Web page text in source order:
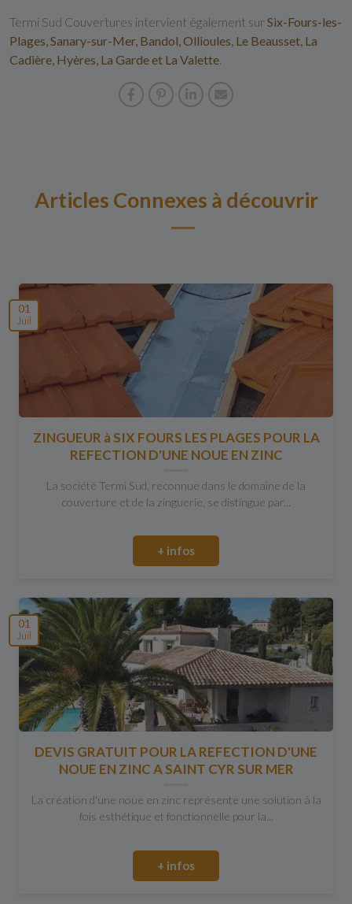
Termi Sud Couvertures intervient également surSix-Fours-les-
Plages, Sanary-sur-Mer, Bandol, Ollioules, Le Beausset, La
Cadière, Hyères, La Garde et La Valette
Articles Connexes à découvrir
01
Juil
ZINGUEUR à SIX FOURS LES PLAGES POUR LA
REFECTION D'UNE NOUE EN ZINC
La société Termi Sud, reconnue dans le domaine de la
couverture et de la zinguerie, se distingue par...
+ infos
01
Juil
DEVIS GRATUIT POUR LA REFECTION D'UNE
NOUE EN ZINC A SAINT CYR SUR MER
La création d'une noue en zinc représente une solution à la
fois esthétique et fonctionnelle pour la...
+ infos